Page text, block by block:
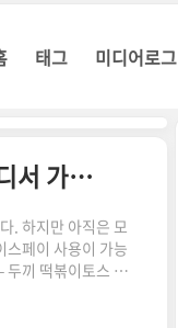
태그 미디어로그
토스 페이스페이 매장 가맹점 리스트 공개: 두끼부터 카페까지 어디서 가능할까?
. 하지만 아직은 모
스페이 사용이 가능
두끼 떡볶이토스 페
보다 결제가 빠르